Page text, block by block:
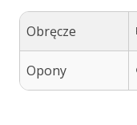
Obręcze
Opony